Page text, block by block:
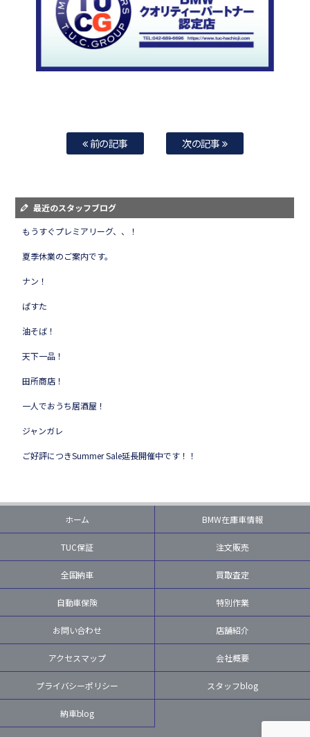
前の記事 次の記事
最近のスタッフブログ
もうすぐプレミアリーグ、、！
夏季休業のご案内です。
ナン！
ぱすた
油そば！
天下一品！
田所商店！
一人でおうち居酒屋！
ジャンガレ
ご好評につきSummer Sale延長開催中です！！
ホーム BMW在庫車情報
TUC保証 注文販売
全国納車 買取査定
自動車保険 特別作業
お問い合わせ 店舗紹介
アクセスマップ 会社概要
プライバシーポリシー スタッフblog
納車blog